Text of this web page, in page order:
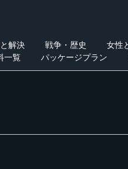
解決 戦争・歴史 女性
一覧 パッケージプラン